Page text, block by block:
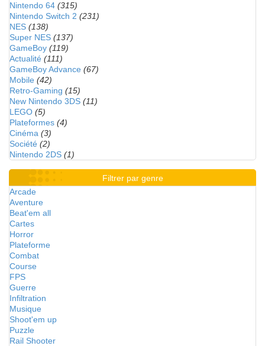
Nintendo 64 (315)
Nintendo Switch 2 (231)
NES (138)
Super NES (137)
GameBoy (119)
Actualité (111)
GameBoy Advance (67)
Mobile (42)
Retro-Gaming (15)
New Nintendo 3DS (11)
LEGO (5)
Plateformes (4)
Cinéma (3)
Société (2)
Nintendo 2DS (1)
Filtrer par genre
Arcade
Aventure
Beat'em all
Cartes
Horror
Plateforme
Combat
Course
FPS
Guerre
Infiltration
Musique
Shoot'em up
Puzzle
Rail Shooter